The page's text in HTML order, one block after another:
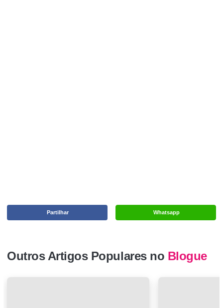
Whatsapp
Partilhar
Outros Artigos Populares no Blogue